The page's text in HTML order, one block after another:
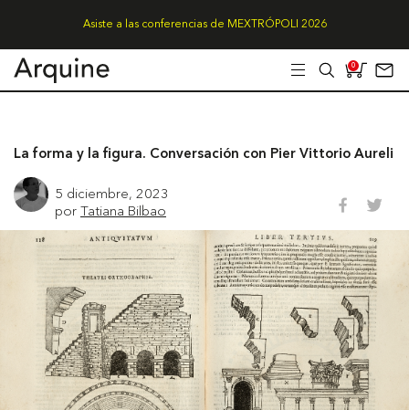
Asiste a las conferencias de MEXTRÓPOLI 2026
0
La forma y la figura. Conversación con Pier Vittorio Aureli
5 diciembre, 2023
por Tatiana Bilbao